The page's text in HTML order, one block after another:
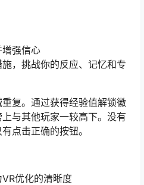
强信心
，挑战你的反应、记忆和专
复。通过获得经验值解锁徽
与其他玩家一较高下。没有
点击正确的按钮。
优化的清晰度